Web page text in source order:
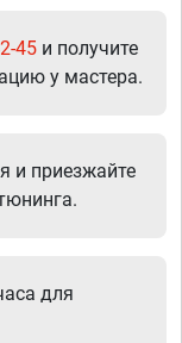
45 и получите
у мастера.
и приезжайте
для